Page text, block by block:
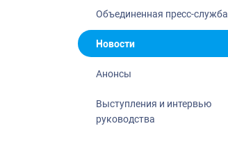
Объединенная пресс-служба
Новости
Анонсы
Выступления и интервью
руководства